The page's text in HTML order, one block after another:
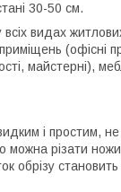
30-50 см.
видах
(офісні
майстерні),
і простим,
можна різати
обрізу